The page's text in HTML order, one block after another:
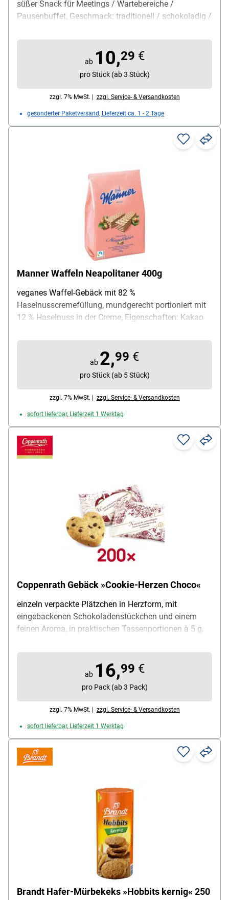
süßer Snack für Meetings / Wartebereiche /
Pausenbuffet, Geschmack: traditionell / schokoladig /
Portionsgröße: 14 g pro Stück, Verpackung: einzeln
verpackt im Karton, Gesamtgewicht: 840
g,Lieferumfang: 1 Pack mit 60 Muffins à 14 g
ab 10,29 €
pro Stück (ab 3 Stück)
zzgl. 7% MwSt. | zzgl. Service- & Versandkosten
gesonderter Paketversand, Lieferzeit ca. 1 - 2 Tage
Manner Waffeln Neapolitaner 400g
veganes Waffel-Gebäck mit 82 %
Haselnusscremefüllung, mundgerecht portioniert mit
12 % Haselnuss in der Creme, Eigenschaften: Kakao
lose / Beutel wiederverschließbar, Lieferumfang: 1
Beutel mit 400g Manner Waffeln
ab 2,99 €
pro Stück (ab 5 Stück)
zzgl. 7% MwSt. | zzgl. Service- & Versandkosten
sofort lieferbar, Lieferzeit 1 Werktag
Coppenrath Gebäck »Cookie-Herzen Choco«
einzeln verpackte Plätzchen in Herzform, mit
eingebackenen Schokoladenstückchen und einem
feinen Aroma, in praktischen Tassenportionen à 5 g,
mit 200 Keksen einzeln verpackt à 5 g (gesamt 1000
ab 16,99 €
pro Pack (ab 3 Pack)
zzgl. 7% MwSt. | zzgl. Service- & Versandkosten
sofort lieferbar, Lieferzeit 1 Werktag
Brandt Hafer-Mürbekeks »Hobbits kernig« 250